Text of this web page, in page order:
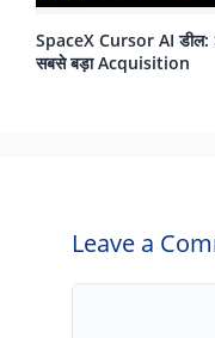
SpaceX Cursor AI
सबसे बड़ा Acquisition
Leave a